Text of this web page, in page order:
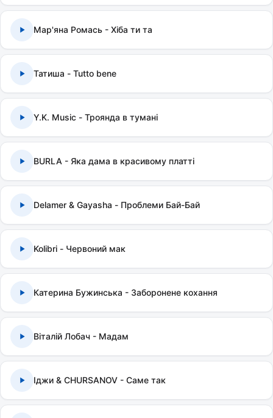
Мар'яна Ромась - Хіба ти та
Татиша - Tutto bene
Y.K. Music - Троянда в тумані
BURLA - Яка дама в красивому платті
Delamer & Gayasha - Проблеми Бай-Бай
Kolibri - Червоний мак
Катерина Бужинська - Заборонене кохання
Віталій Лобач - Мадам
Іджи & CHURSANOV - Саме так